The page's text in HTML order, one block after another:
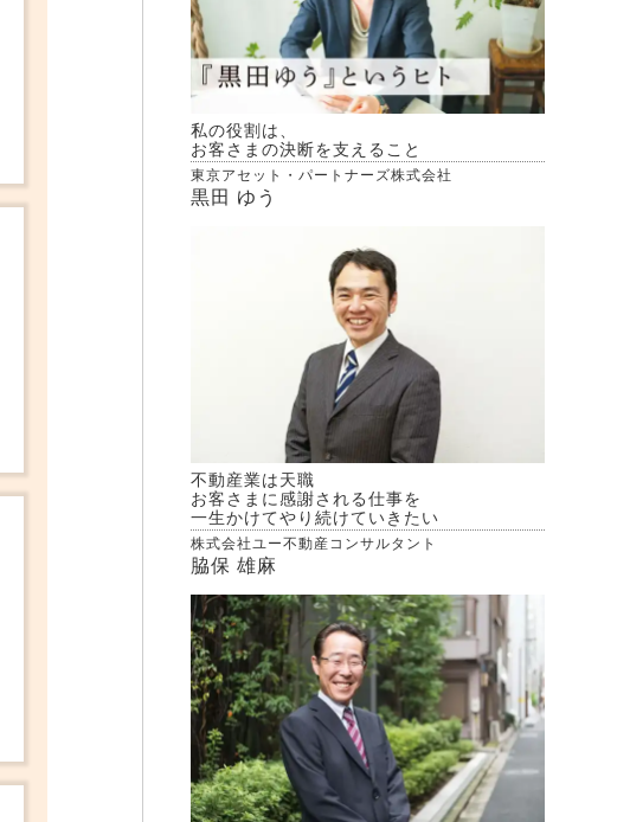
私の役割は、
お客さまの決断を支えること
東京アセット・パートナーズ株式会社
黒田 ゆう
不動産業は天職
お客さまに感謝される仕事を
一生かけてやり続けていきたい
株式会社ユー不動産コンサルタント
脇保 雄麻